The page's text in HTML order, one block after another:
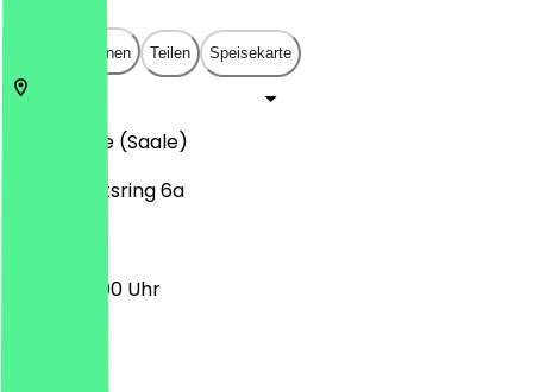
In App öffnen Teilen Speisekarte
Halle (Saale)
Universitätsring 6a
12:00 - 22:00 Uhr